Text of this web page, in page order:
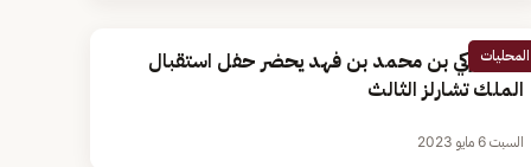
المحليات
الأمير تركي بن محمد بن فهد يحضر حفل استقبال
الملك تشارلز الثالث
السبت 6 مايو 2023